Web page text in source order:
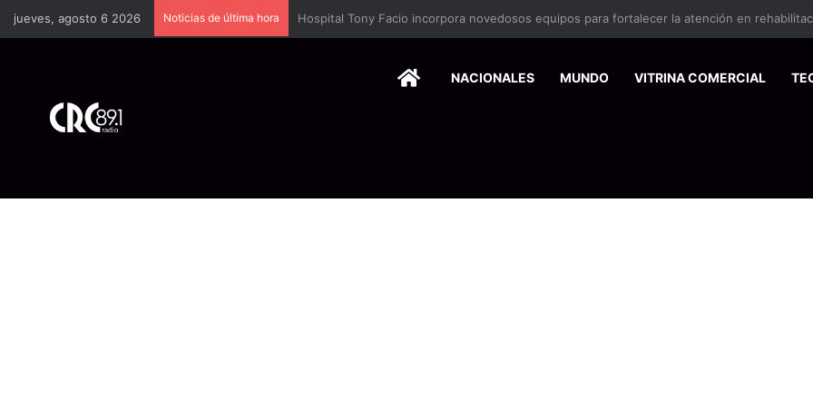
jueves, agosto 6 2026 Noticias de última hora Cámara Costarricense de Pymes capacitará a 200 emprendedores para vender por
HOMENACIONALES MUNDO VITRINA COMERCIAL